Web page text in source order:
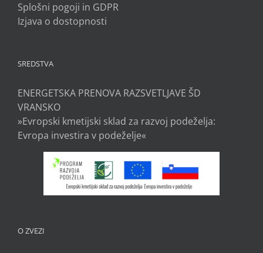
Splošni pogoji in GDPR
Izjava o dostopnosti
SREDSTVA
ENERGETSKA PRENOVA RAZSVETLJAVE ŠD
VRANSKO
»Evropski kmetijski sklad za razvoj podeželja:
Evropa investira v podeželje«
O ZVEZI